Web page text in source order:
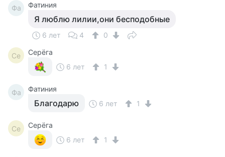
Фа Фатиния
Я люблю лилии,они бесподобные
6 лет 4 0
Се
Серёга
6 лет
1
Фа Фатиния
Благодарю 6 лет 1
Се
Серёга
6 лет
1